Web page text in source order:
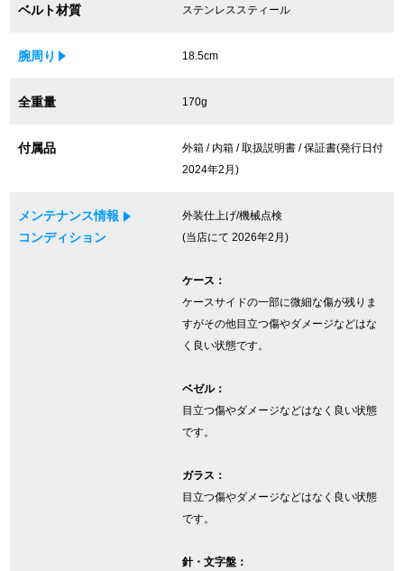
電池交換について
GINZA RASINについて
店舗情報
ベルト材質 ステンレススティール
腕周り 18.5cm
全重量 170g
付属品
外箱 / 内箱 / 取扱説明書 / 保証書(発行日付
2024年2月)
メンテナンス情報
コンディション
外装仕上げ/機械点検
(当店にて 2026年2月)
ケース：
ケースサイドの一部に微細な傷が残りま
すがその他目立つ傷やダメージなどはな
く良い状態です。
ベゼル：
目立つ傷やダメージなどはなく良い状態
です。
ガラス：
目立つ傷やダメージなどはなく良い状態
です。
針・文字盤：